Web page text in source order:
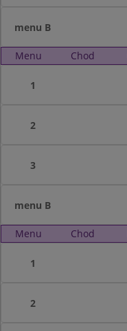
menu B
Menu Chod
1
2
3
menu B
Menu Chod
1
2